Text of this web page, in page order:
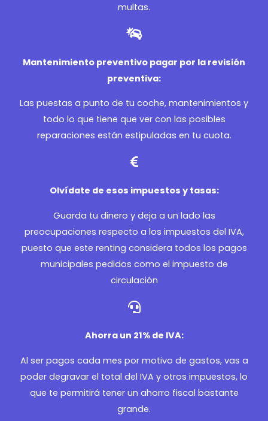
multas.
Mantenimiento preventivo pagar por la revisión
preventiva:
Las puestas a punto de tu coche, mantenimientos y
todo lo que tiene que ver con las posibles
reparaciones están estipuladas en tu cuota.
Olvídate de esos impuestos y tasas:
Guarda tu dinero y deja a un lado las
preocupaciones respecto a los impuestos del IVA,
puesto que este renting considera todos los pagos
municipales pedidos como el impuesto de
circulación
Ahorra un 21% de IVA:
Al ser pagos cada mes por motivo de gastos, vas a
poder degravar el total del IVA y otros impuestos, lo
que te permitirá tener un ahorro fiscal bastante
grande.